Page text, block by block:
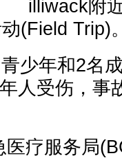
illiwack附
(Field Trip)
少年和2名
人受伤，事
疗服务局